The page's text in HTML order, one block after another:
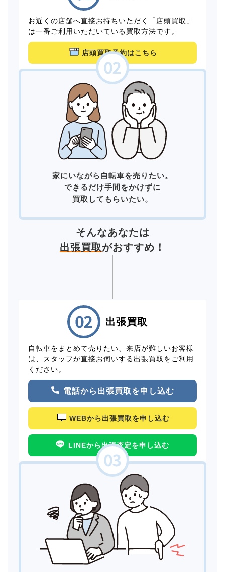
お近くの店舗へ直接お持ちいただく「店頭買取」
は一番ご利用いただいている買取方法です。
店頭買取予約はこちら
家にいながら自転車を売りたい。
できるだけ手間をかけずに
買取してもらいたい。
そんなあなたは
出張買取がおすすめ！
出張買取
自転車をまとめて売りたい、来店が難しいお客様
は、スタッフが直接お伺いする出張買取をご利用
ください。
電話から出張買取を申し込む
WEBから出張買取を申し込む
LINEから出張査定を申し込む